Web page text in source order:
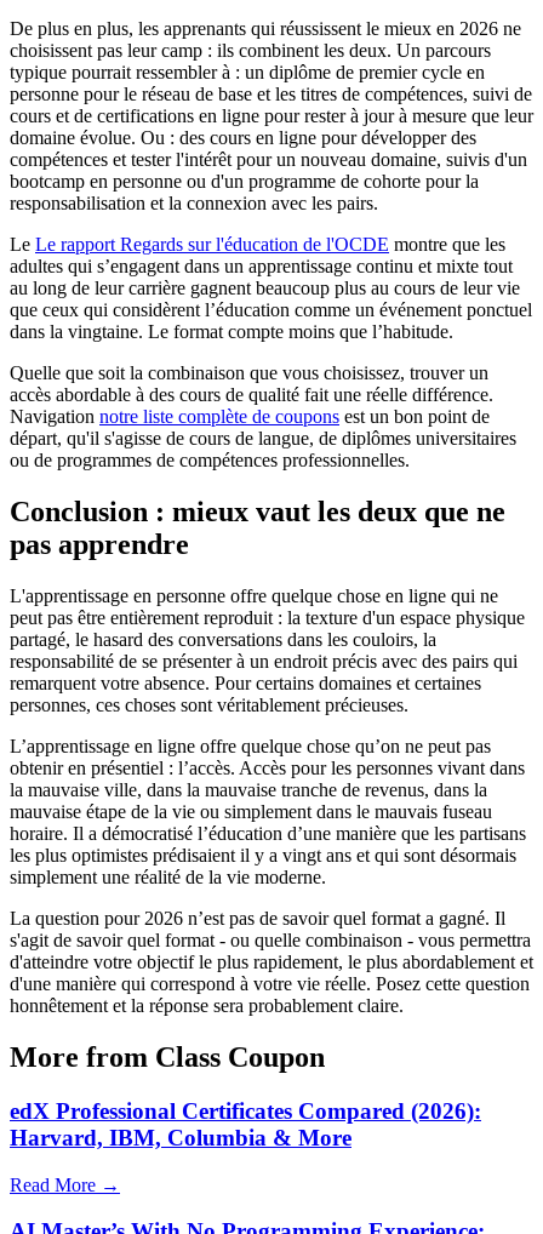
De plus en plus, les apprenants qui réussissent le mieux en 2026 ne
choisissent pas leur camp : ils combinent les deux. Un parcours
typique pourrait ressembler à : un diplôme de premier cycle en
personne pour le réseau de base et les titres de compétences, suivi de
cours et de certifications en ligne pour rester à jour à mesure que leur
domaine évolue. Ou : des cours en ligne pour développer des
compétences et tester l'intérêt pour un nouveau domaine, suivis d'un
bootcamp en personne ou d'un programme de cohorte pour la
responsabilisation et la connexion avec les pairs.
Le Le rapport Regards sur l'éducation de l'OCDE montre que les
adultes qui s’engagent dans un apprentissage continu et mixte tout
au long de leur carrière gagnent beaucoup plus au cours de leur vie
que ceux qui considèrent l’éducation comme un événement ponctuel
dans la vingtaine. Le format compte moins que l’habitude.
Quelle que soit la combinaison que vous choisissez, trouver un
accès abordable à des cours de qualité fait une réelle différence.
Navigation notre liste complète de coupons est un bon point de
départ, qu'il s'agisse de cours de langue, de diplômes universitaires
ou de programmes de compétences professionnelles.
Conclusion : mieux vaut les deux que ne
pas apprendre
L'apprentissage en personne offre quelque chose en ligne qui ne
peut pas être entièrement reproduit : la texture d'un espace physique
partagé, le hasard des conversations dans les couloirs, la
responsabilité de se présenter à un endroit précis avec des pairs qui
remarquent votre absence. Pour certains domaines et certaines
personnes, ces choses sont véritablement précieuses.
L’apprentissage en ligne offre quelque chose qu’on ne peut pas
obtenir en présentiel : l’accès. Accès pour les personnes vivant dans
la mauvaise ville, dans la mauvaise tranche de revenus, dans la
mauvaise étape de la vie ou simplement dans le mauvais fuseau
horaire. Il a démocratisé l’éducation d’une manière que les partisans
les plus optimistes prédisaient il y a vingt ans et qui sont désormais
simplement une réalité de la vie moderne.
La question pour 2026 n’est pas de savoir quel format a gagné. Il
s'agit de savoir quel format - ou quelle combinaison - vous permettra
d'atteindre votre objectif le plus rapidement, le plus abordablement et
d'une manière qui correspond à votre vie réelle. Posez cette question
honnêtement et la réponse sera probablement claire.
More from Class Coupon
edX Professional Certificates Compared (2026):
Harvard, IBM, Columbia & More
Read More →